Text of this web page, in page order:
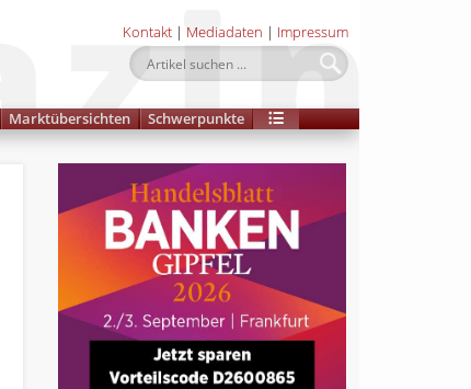
Kontakt | Mediadaten | Impressum
Marktübersichten Schwerpunkte